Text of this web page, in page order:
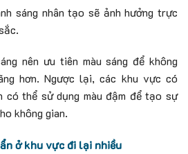
sáng nhân tạo sẽ ảnh hưởng trực
nên ưu tiên màu sáng để không
hơn. Ngược lại, các khu vực có
có thể sử dụng màu đậm để tạo sự
không gian.
ở khu vực đi lại nhiều